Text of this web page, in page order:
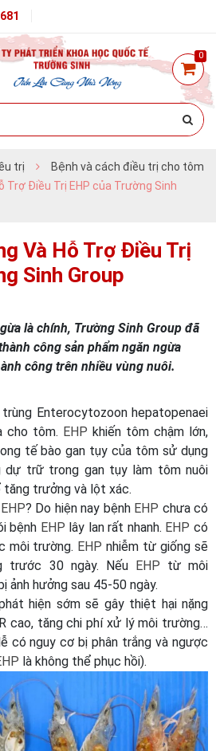
0
trị
Bệnh và cách điều trị cho tôm
Trợ Điều Trị EHP của Trường Sinh
Và Hỗ Trợ Điều Trị
Sinh Group
là chính, Trường Sinh Group đã
công sản phẩm ngăn ngừa
công trên nhiều vùng nuôi.
Enterocytozoon hepatopenaei
cho tôm. EHP khiến tôm chậm lớn,
tế bào gan tụy của tôm sử dụng
dự trữ trong gan tụy làm tôm nuôi
tăng trưởng và lột xác.
EHP? Do hiện nay bệnh EHP chưa có
bệnh EHP lây lan rất nhanh. EHP có
môi trường. EHP nhiễm từ giống sẽ
trước 30 ngày. Nếu EHP từ môi
ảnh hưởng sau 45-50 ngày.
hiện sớm sẽ gây thiệt hại nặng
cao, tăng chi phí xử lý môi trường…
có nguy cơ bị phân trắng và ngược
là không thể phục hồi).